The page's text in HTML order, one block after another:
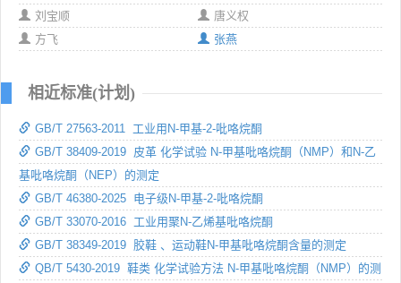
刘宝顺
唐义权
方飞
张燕
相近标准(计划)
GB/T 27563-2011 工业用N-甲基-2-吡咯烷酮
GB/T 38409-2019 皮革 化学试验 N-甲基吡咯烷酮（NMP）和N-乙
基吡咯烷酮（NEP）的测定
GB/T 46380-2025 电子级N-甲基-2-吡咯烷酮
GB/T 33070-2016 工业用聚N-乙烯基吡咯烷酮
GB/T 38349-2019 胶鞋 、运动鞋N-甲基吡咯烷酮含量的测定
QB/T 5430-2019 鞋类 化学试验方法 N-甲基吡咯烷酮（NMP）的测